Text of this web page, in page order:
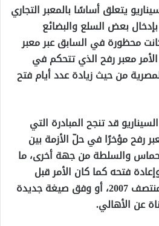
يتعلق أساسًا بالمعبر التجاري
بعض السلع والبضائع
محظورة في السابق عبر معبر
معبر رفح الذي تتحكم في
من حيث زيادة عدد أيام فتح
قد تنجح المبادرة التي
رفح مؤخرًا في حلّ الأزمة بين
والسلطة من جهة أخرى، ما
فتحه كما كان الأمر قبل
سيطرة حماس على غزة منتصف 2007، أو وفق صيغة جديدة
عن الأهالي.